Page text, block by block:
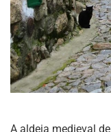
A aldeia medieval de